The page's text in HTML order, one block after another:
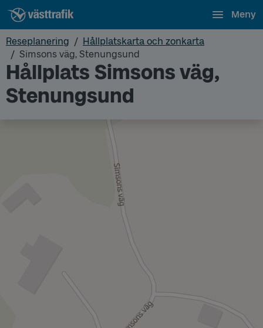
Meny
Reseplanering
Hållplatskarta och zonkarta
Simsons väg, Stenungsund
Hållplats Simsons väg,
Stenungsund